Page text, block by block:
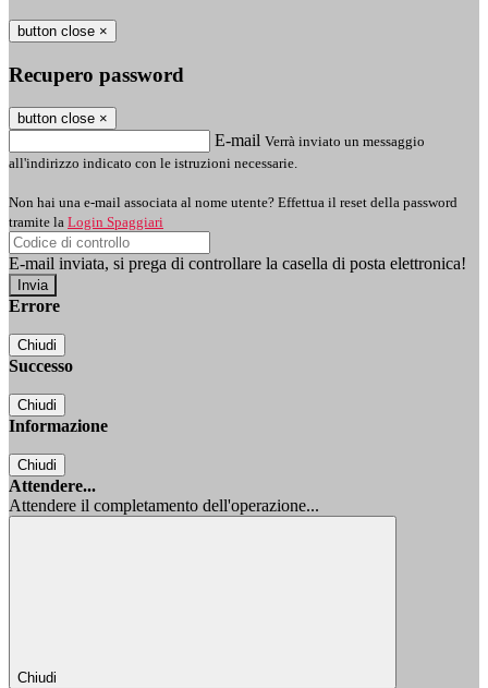
button close ×
Recupero password
button close ×
E-mail Verrà inviato un messaggio
all'indirizzo indicato con le istruzioni necessarie.
Non hai una e-mail associata al nome utente? Effettua il reset della password
tramite la Login Spaggiari
E-mail inviata, si prega di controllare la casella di posta elettronica!
Errore
Chiudi
Successo
Chiudi
Informazione
Chiudi
Attendere...
Attendere il completamento dell'operazione...
Chiudi